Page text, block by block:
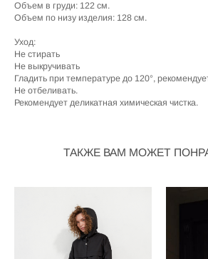
Объем в груди: 122 см.
Объем по низу изделия: 128 см.
Уход:
Не стирать
Не выкручивать
Гладить при температуре до 120°,
Не отбеливать.
Рекомендует деликатная химическая чистка.
ТАКЖЕ ВАМ МОЖЕТ